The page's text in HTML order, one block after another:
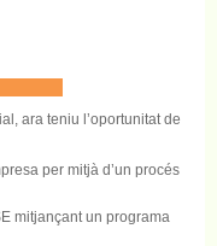
ara teniu l’oportunitat de
per mitjà d’un procés
mitjançant un programa